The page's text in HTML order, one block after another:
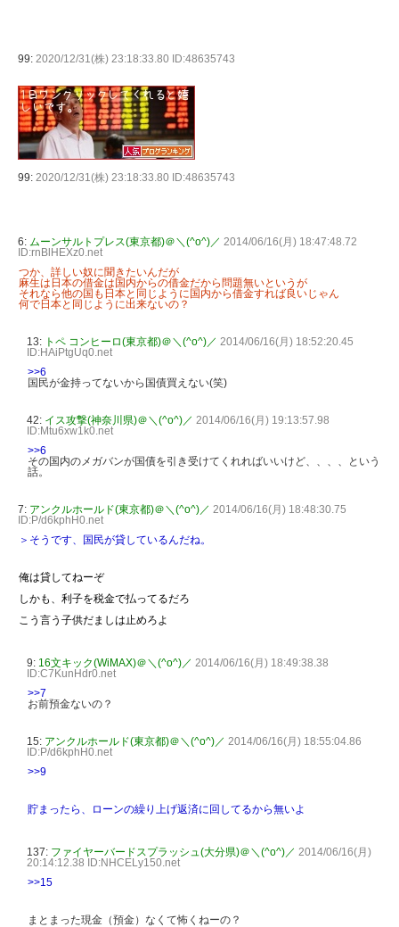
99: 2020/12/31(株) 23:18:33.80 ID:48635743
99: 2020/12/31(株) 23:18:33.80 ID:48635743
6: ムーンサルトプレス(東京都)＠＼(^o^)／ 2014/06/16(月) 18:47:48.72
ID:rnBlHEXz0.net
つか、詳しい奴に聞きたいんだが
麻生は日本の借金は国内からの借金だから問題無いというが
それなら他の国も日本と同じように国内から借金すれば良いじゃん
何で日本と同じように出来ないの？
13: トペ コンヒーロ(東京都)＠＼(^o^)／ 2014/06/16(月) 18:52:20.45
ID:HAiPtgUq0.net
>>6
国民が金持ってないから国債買えない(笑)
42: イス攻撃(神奈川県)＠＼(^o^)／ 2014/06/16(月) 19:13:57.98
ID:Mtu6xw1k0.net
>>6
その国内のメガバンが国債を引き受けてくれればいいけど、、、、という
話。
7: アンクルホールド(東京都)＠＼(^o^)／ 2014/06/16(月) 18:48:30.75
ID:P/d6kphH0.net
＞そうです、国民が貸しているんだね。
俺は貸してねーぞ
しかも、利子を税金で払ってるだろ
こう言う子供だましは止めろよ
9: 16文キック(WiMAX)＠＼(^o^)／ 2014/06/16(月) 18:49:38.38
ID:C7KunHdr0.net
>>7
お前預金ないの？
15: アンクルホールド(東京都)＠＼(^o^)／ 2014/06/16(月) 18:55:04.86
ID:P/d6kphH0.net
>>9
貯まったら、ローンの繰り上げ返済に回してるから無いよ
137: ファイヤーバードスプラッシュ(大分県)＠＼(^o^)／ 2014/06/16(月)
20:14:12.38 ID:NHCELy150.net
>>15
まとまった現金（預金）なくて怖くねーの？